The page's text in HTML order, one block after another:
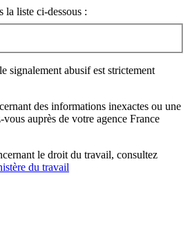
la liste ci-dessous :
signalement abusif est strictement
des informations inexactes ou une
vous auprès de votre agence France
le droit du travail, consultez
du travail